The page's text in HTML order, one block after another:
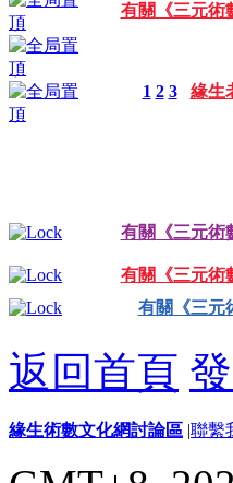
有關《三元術
1 2 3 緣生
有關《三元術
有關《三元術
有關《三元
返回首頁
緣生術數文化網討論區 |聯繫